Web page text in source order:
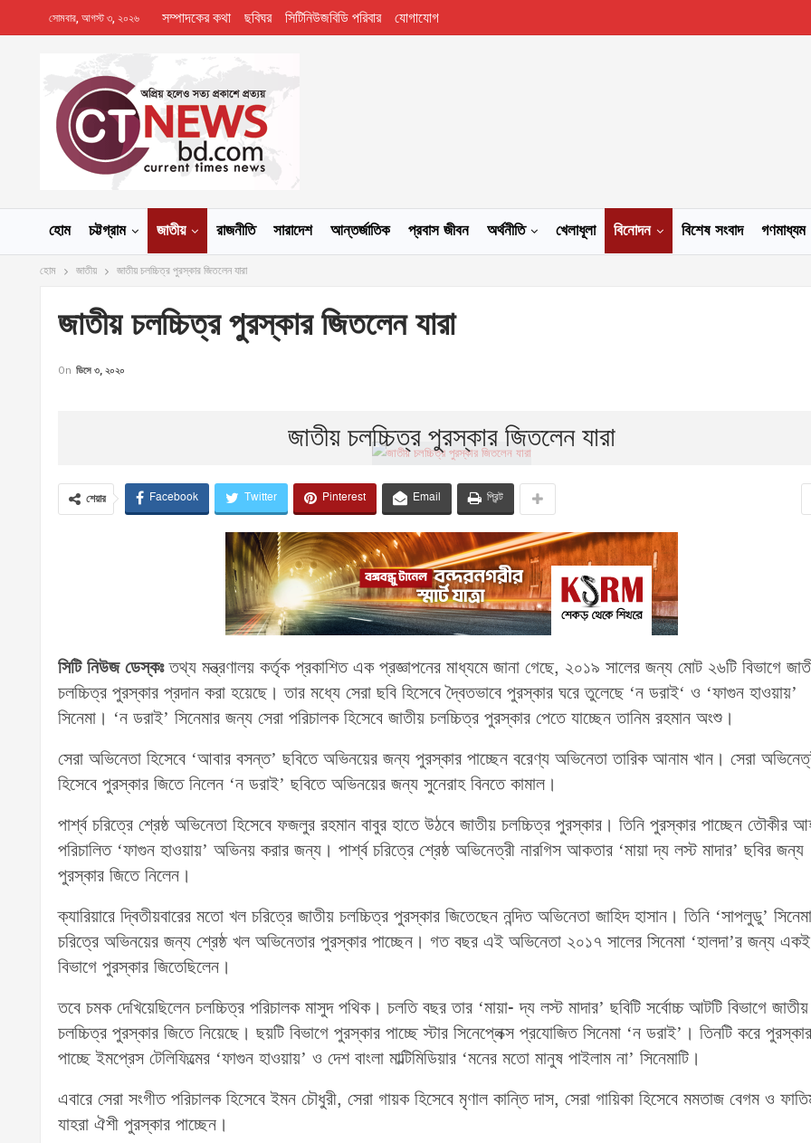
সোমবার, আগস্ট ৩, ২০২৬ সম্পাদকের কথা ছবিঘর সিটিনিউজবিডি পরিবার যোগাযোগ
হোম চট্টগ্রাম জাতীয় রাজনীতি সারাদেশ আন্তর্জাতিক প্রবাস জীবন অর্থনীতি খেলাধূলা বিনোদন বিশেষ সংবাদ গণমাধ্যম
হোম জাতীয় জাতীয় চলচ্চিত্র পুরস্কার জিতলেন যারা
জাতীয় চলচ্চিত্র পুরস্কার জিতলেন যারা
On ডিসে ৩, ২০২০
জাতীয় চলচ্চিত্র পুরস্কার জিতলেন যারা
শেয়ার Facebook Twitter Pinterest Email প্রিন্ট
সিটি নিউজ ডেস্কঃতথ্য মন্ত্রণালয় কর্তৃক প্রকাশিত এক প্রজ্ঞাপনের মাধ্যমে জানা গেছে, ২০১৯ সালের জন্য মোট ২৬টি বিভাগে
চলচ্চিত্র পুরস্কার প্রদান করা হয়েছে। তার মধ্যে সেরা ছবি হিসেবে দ্বৈতভাবে পুরস্কার ঘরে তুলেছে ‘ন ডরাই‘ ও ‘ফাগুন হাওয়ায়’
সিনেমা। ‘ন ডরাই’ সিনেমার জন্য সেরা পরিচালক হিসেবে জাতীয় চলচ্চিত্র পুরস্কার পেতে যাচ্ছেন তানিম রহমান অংশু।
সেরা অভিনেতা হিসেবে ‘আবার বসন্ত’ ছবিতে অভিনয়ের জন্য পুরস্কার পাচ্ছেন বরেণ্য অভিনেতা তারিক আনাম খান। সেরা
হিসেবে পুরস্কার জিতে নিলেন ‘ন ডরাই’ ছবিতে অভিনয়ের জন্য সুনেরাহ বিনতে কামাল।
পার্শ্ব চরিত্রে শ্রেষ্ঠ অভিনেতা হিসেবে ফজলুর রহমান বাবুর হাতে উঠবে জাতীয় চলচ্চিত্র পুরস্কার। তিনি পুরস্কার পাচ্ছেন তৌকীর
পরিচালিত ‘ফাগুন হাওয়ায়’ অভিনয় করার জন্য। পার্শ্ব চরিত্রে শ্রেষ্ঠ অভিনেত্রী নারগিস আকতার ‘মায়া দ্য লস্ট মাদার’ ছবির জন্য
পুরস্কার জিতে নিলেন।
ক্যারিয়ারে দ্বিতীয়বারের মতো খল চরিত্রে জাতীয় চলচ্চিত্র পুরস্কার জিতেছেন নন্দিত অভিনেতা জাহিদ হাসান। তিনি ‘সাপলুডু’
চরিত্রে অভিনয়ের জন্য শ্রেষ্ঠ খল অভিনেতার পুরস্কার পাচ্ছেন। গত বছর এই অভিনেতা ২০১৭ সালের সিনেমা ‘হালদা’র জন্য একই
বিভাগে পুরস্কার জিতেছিলেন।
তবে চমক দেখিয়েছিলেন চলচ্চিত্র পরিচালক মাসুদ পথিক। চলতি বছর তার ‘মায়া- দ্য লস্ট মাদার’ ছবিটি সর্বোচ্চ আটটি বিভাগে জাতীয়
চলচ্চিত্র পুরস্কার জিতে নিয়েছে। ছয়টি বিভাগে পুরস্কার পাচ্ছে স্টার সিনেপ্লেক্স প্রযোজিত সিনেমা ‘ন ডরাই’। তিনটি করে পুরস্কার
পাচ্ছে ইমপ্রেস টেলিফিল্মের ‘ফাগুন হাওয়ায়’ ও দেশ বাংলা মাল্টিমিডিয়ার ‘মনের মতো মানুষ পাইলাম না’ সিনেমাটি।
এবারে সেরা সংগীত পরিচালক হিসেবে ইমন চৌধুরী, সেরা গায়ক হিসেবে মৃণাল কান্তি দাস, সেরা গায়িকা হিসেবে মমতাজ বেগম ও
যাহরা ঐশী পুরস্কার পাচ্ছেন।